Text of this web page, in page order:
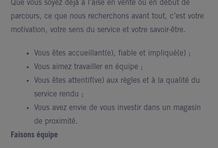
Que vous soyez déjà à l’aise en vente ou en début de
parcours, ce que nous recherchons avant tout, c’est votre
motivation, votre sens du service et votre savoir-être.
Vous êtes accueillant(e), fiable et impliqué(e) ;
Vous aimez travailler en équipe ;
Vous êtes attentif(ve) aux règles et à la qualité du
service rendu ;
Vous avez envie de vous investir dans un magasin
de proximité.
Faisons équipe